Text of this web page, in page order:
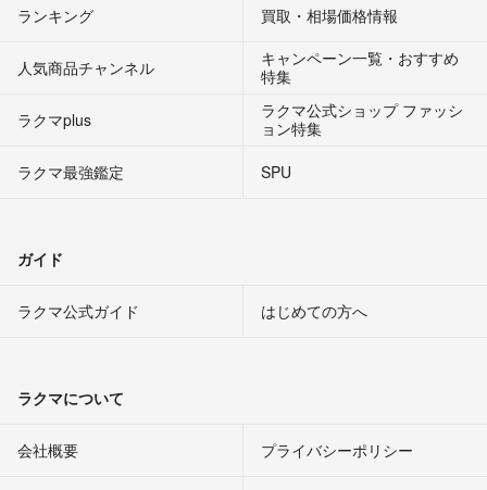
ランキング 買取・相場価格情報
人気商品チャンネル
キャンペーン一覧・おすすめ
特集
ラクマplus
ラクマ公式ショップ ファッシ
ョン特集
ラクマ最強鑑定
SPU
ガイド
ラクマ公式ガイド はじめての方へ
ラクマについて
会社概要 プライバシーポリシー